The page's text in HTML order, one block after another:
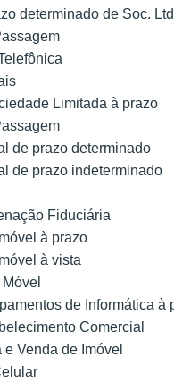
determinado de Soc.
Limitada à prazo
de prazo determinado
de prazo indeterminado
Fiduciária
à prazo
à vista
de Informática à
Comercial
Venda de Imóvel